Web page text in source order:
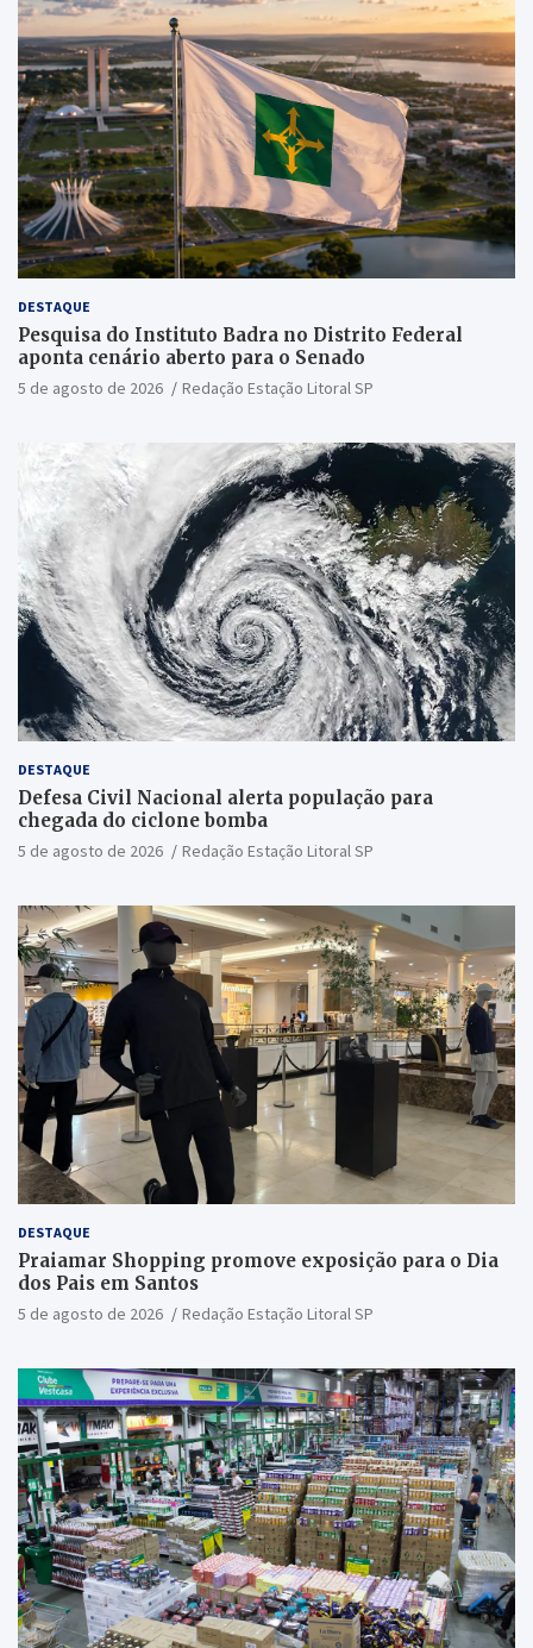
DESTAQUE
Pesquisa do Instituto Badra no Distrito Federal
aponta cenário aberto para o Senado
5 de agosto de 2026 Redação Estação Litoral SP
DESTAQUE
Defesa Civil Nacional alerta população para
chegada do ciclone bomba
5 de agosto de 2026 Redação Estação Litoral SP
DESTAQUE
Praiamar Shopping promove exposição para o Dia
dos Pais em Santos
5 de agosto de 2026 Redação Estação Litoral SP